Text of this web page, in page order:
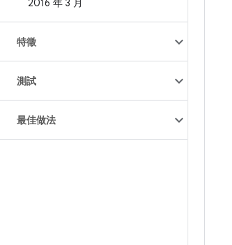
2016 年 3 月
特徵
測試
最佳做法